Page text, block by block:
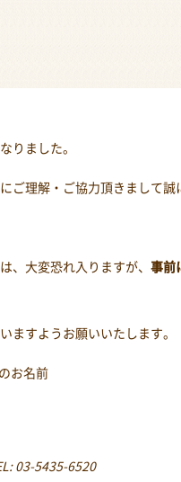
りました。
ご理解・ご協力頂きまして
、大変恐れ入りますが、 事前
ますようお願いいたします。
お名前
03-5435-6520